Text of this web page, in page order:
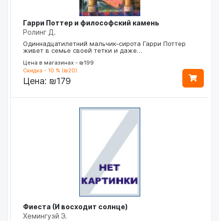
Гарри Поттер и философский камень
Ролинг Д.
Одиннадцатилетний мальчик-сирота Гарри Поттер
живет в семье своей тетки и даже…
Цена в магазинах - ₪199
Скидка - 10 % (₪20)
Цена: ₪179
Фиеста (И восходит солнце)
Хемингуэй Э.